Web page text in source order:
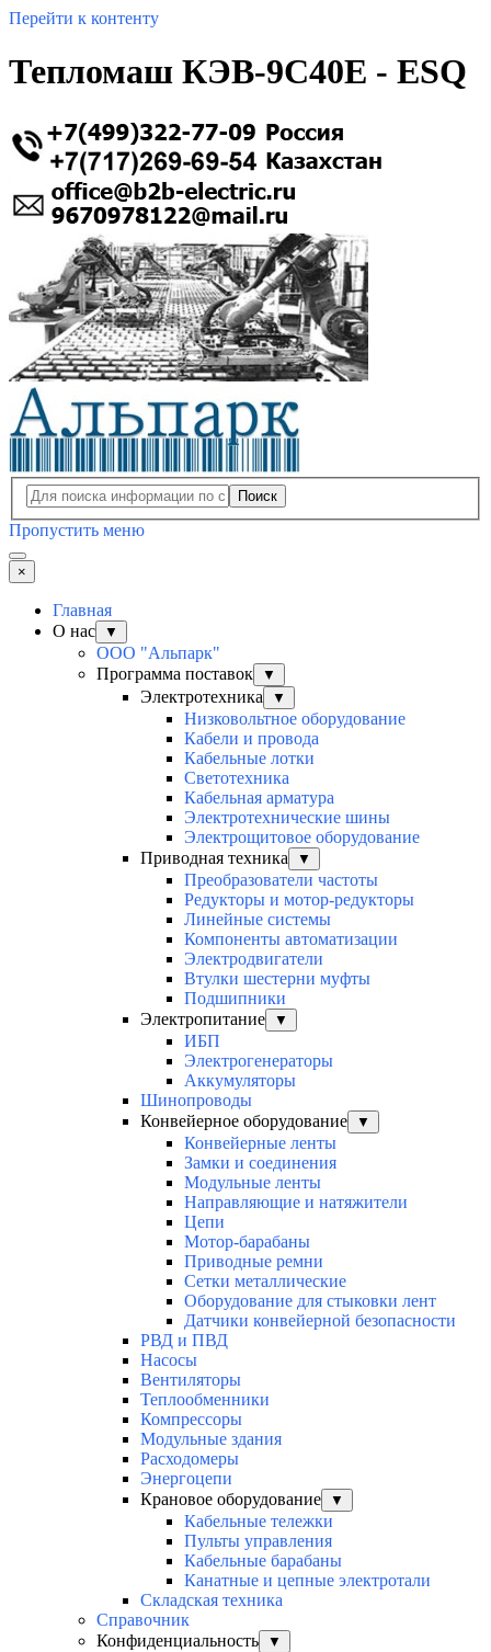
Перейти к контенту
Тепломаш КЭВ-9С40Е - ESQ
Поиск
Пропустить меню
×
Главная
О нас
▼
ООО "Альпарк"
Программа поставок
▼
Электротехника ▼
Низковольтное оборудование
Кабели и провода
Кабельные лотки
Светотехника
Кабельная арматура
Электротехнические шины
Электрощитовое оборудование
Приводная техника
▼
Преобразователи частоты
Редукторы и мотор-редукторы
Линейные системы
Компоненты автоматизации
Электродвигатели
Втулки шестерни муфты
Подшипники
Электропитание
▼
ИБП
Электрогенераторы
Аккумуляторы
Шинопроводы
Конвейерное оборудование
▼
Конвейерные ленты
Замки и соединения
Модульные ленты
Направляющие и натяжители
Цепи
Мотор-барабаны
Приводные ремни
Сетки металлические
Оборудование для стыковки лент
Датчики конвейерной безопасности
РВД и ПВД
Насосы
Вентиляторы
Теплообменники
Компрессоры
Модульные здания
Расходомеры
Энергоцепи
Крановое оборудование
▼
Кабельные тележки
Пульты управления
Кабельные барабаны
Канатные и цепные электротали
Складская техника
Справочник
Конфиденциальность
▼